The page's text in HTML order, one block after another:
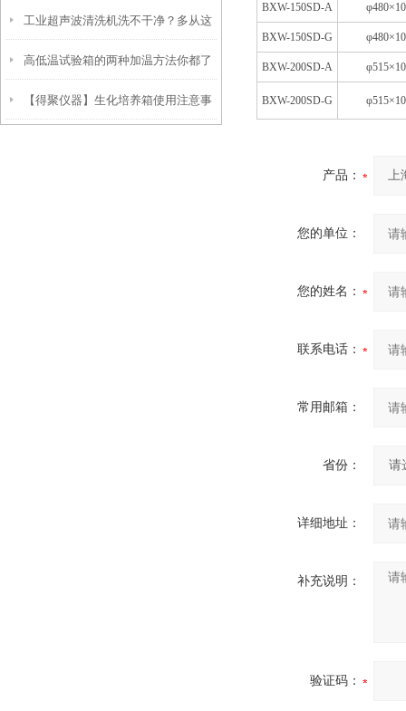
匀性如何？
工业超声波清洗机洗不干净？多从这
些方面找原因
高低温试验箱的两种加温方法你都了
解吗？
【得聚仪器】生化培养箱使用注意事
BXW-150SD-A
BXW-150SD-G
BXW-200SD-A
BXW-200SD-G
产品：
您的单位：
您的姓名：
联系电话：
常用邮箱：
省份：
详细地址：
补充说明：
验证码：